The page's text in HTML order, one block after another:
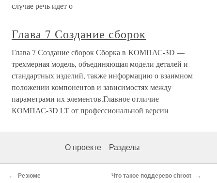
случае речь идет о
Глава 7 Создание сборок
Глава 7 Создание сборок Сборка в КОМПАС-3D —
трехмерная модель, объединяющая модели деталей и
стандартных изделий, также информацию о взаимном
положении компонентов и зависимостях между
параметрами их элементов.Главное отличие
КОМПАС-3D LT от профессиональной версии
О проекте Разделы
← Резюме Что такое поддерево chroot →